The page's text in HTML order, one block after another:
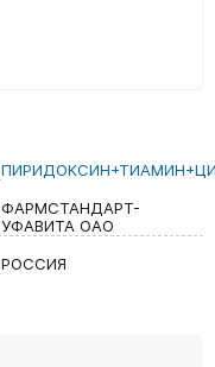
ФАРМСТАНДАРТ-
УФАВИТА ОАО
РОССИЯ